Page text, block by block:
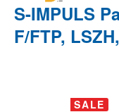
S-IMPULS
F/FTP,
Bildergalerie
SALE